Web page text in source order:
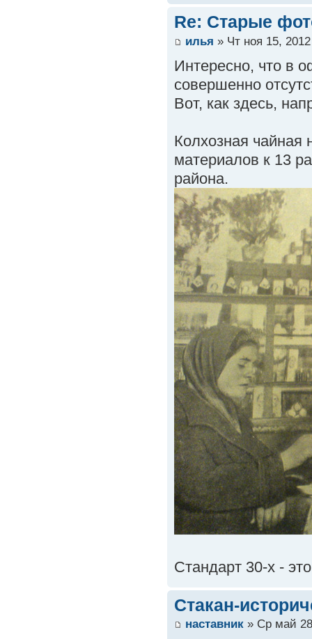
Re: Старые
илья » Чт ноя 15,
Интересно, что в
совершенно
Вот, как здесь,
Колхозная чайная
материалов к 13
района.
Стандарт 30-х -
Стакан-
наставник » Ср май